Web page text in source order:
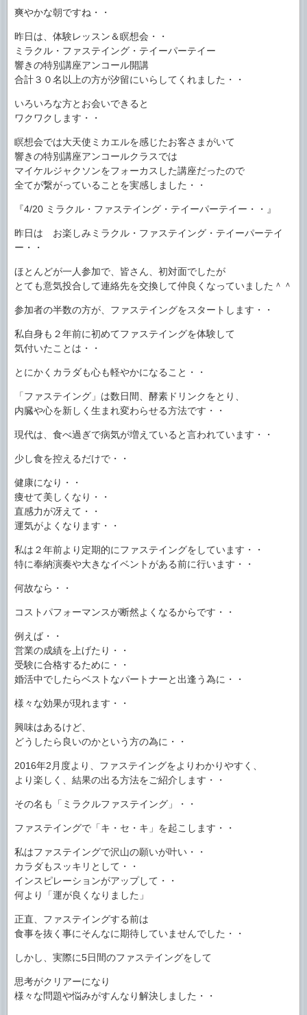
爽やかな朝ですね・・
昨日は、体験レッスン＆瞑想会・・
ミラクル・ファステイング・テイーパーテイー
響きの特別講座アンコール開講
合計３０名以上の方が汐留にいらしてくれました・・
いろいろな方とお会いできると
ワクワクします・・
瞑想会では大天使ミカエルを感じたお客さまがいて
響きの特別講座アンコールクラスでは
マイケルジャクソンをフォーカスした講座だったので
全てが繋がっていることを実感しました・・
『4/20 ミラクル・ファステイング・テイーパーテイー・・』
昨日は お楽しみミラクル・ファステイング・テイーパーテイ
ー・・
ほとんどが一人参加で、皆さん、初対面でしたが
とても意気投合して連絡先を交換して仲良くなっていました＾＾
参加者の半数の方が、ファステイングをスタートします・・
私自身も２年前に初めてファステイングを体験して
気付いたことは・・
とにかくカラダも心も軽やかになること・・
「ファステイング」は数日間、酵素ドリンクをとり、
内臓や心を新しく生まれ変わらせる方法です・・
現代は、食べ過ぎで病気が増えていると言われています・・
少し食を控えるだけで・・
健康になり・・
痩せて美しくなり・・
直感力が冴えて・・
運気がよくなります・・
私は２年前より定期的にファステイングをしています・・
特に奉納演奏や大きなイベントがある前に行います・・
何故なら・・
コストパフォーマンスが断然よくなるからです・・
例えば・・
営業の成績を上げたり・・
受験に合格するために・・
婚活中でしたらベストなパートナーと出逢う為に・・
様々な効果が現れます・・
興味はあるけど、
どうしたら良いのかという方の為に・・
2016年2月度より、ファステイングをよりわかりやすく、
より楽しく、結果の出る方法をご紹介します・・
その名も「ミラクルファステイング」・・
ファステイングで「キ・セ・キ」を起こします・・
私はファステイングで沢山の願いが叶い・・
カラダもスッキリとして・・
インスピレーションがアップして・・
何より「運が良くなりました」
正直、ファステイングする前は
食事を抜く事にそんなに期待していませんでした・・
しかし、実際に5日間のファステイングをして
思考がクリアーになり
様々な問題や悩みがすんなり解決しました・・